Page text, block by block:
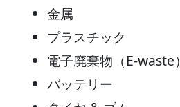
金属
プラスチック
電子廃棄物（E-waste）
バッテリー